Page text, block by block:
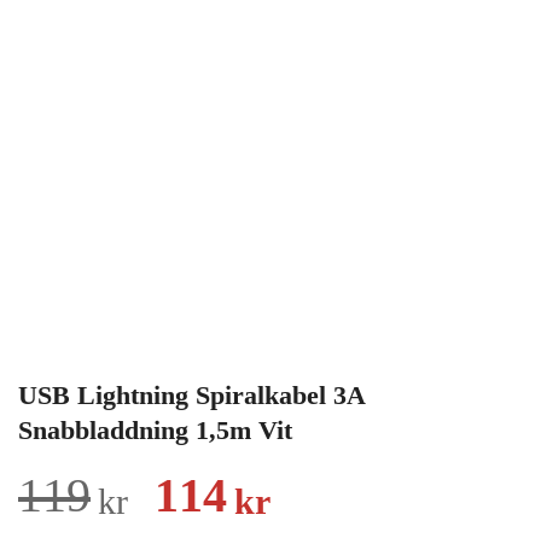
USB Lightning Spiralkabel 3A
Snabbladdning 1,5m Vit
119kr
Det
114krDet